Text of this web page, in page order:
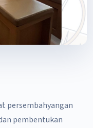
persembahyangan
pembentukan